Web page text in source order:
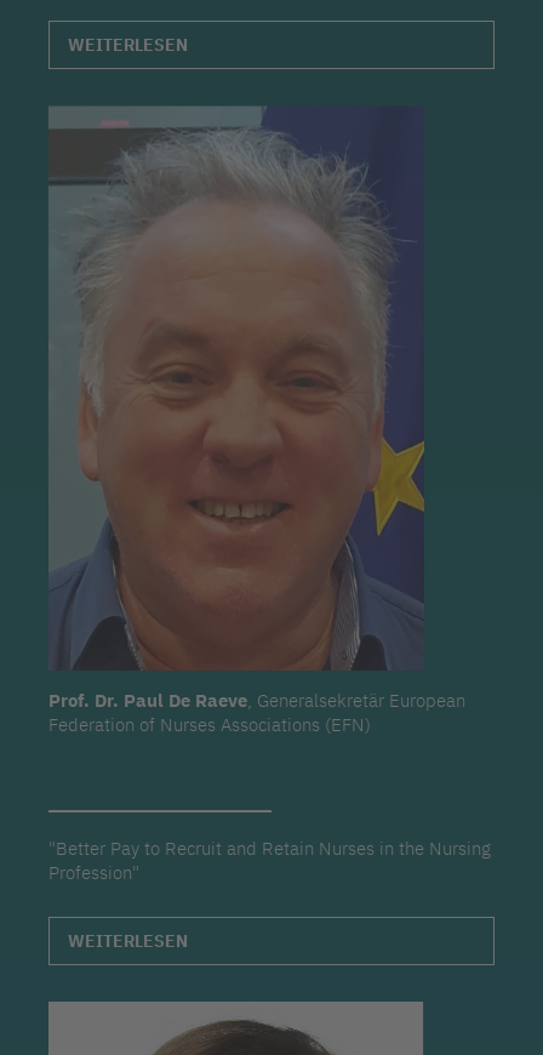
WEITERLESEN
Prof. Dr. Paul De Raeve, Generalsekretär European
Federation of Nurses Associations (EFN)
"Better Pay to Recruit and Retain Nurses in the Nursing
Profession"
WEITERLESEN